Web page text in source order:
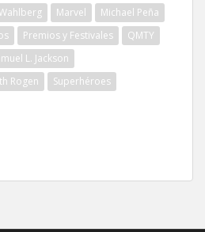
Marvel
Michael Peña
Premios y Festivales
QMTY
L. Jackson
Rogen
Superhéroes